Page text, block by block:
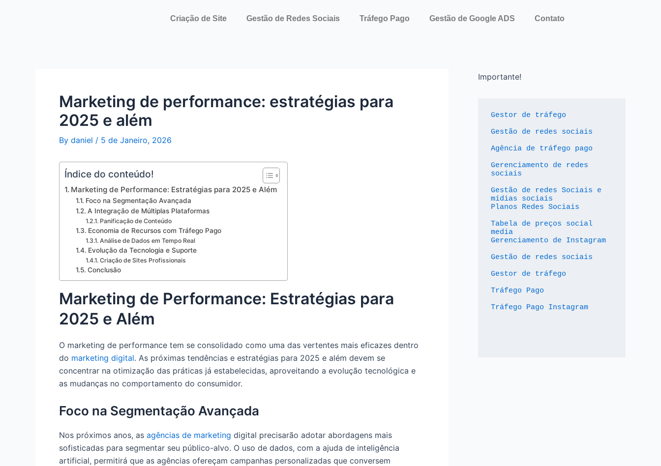
Criação de Site Gestão de Redes Sociais Tráfego Pago Gestão de Google ADS Contato
Marketing de performance: estratégias para
2025 e além
By daniel / 5 de Janeiro, 2026
Índice do conteúdo!
Marketing de Performance: Estratégias para 2025 e Além
Foco na Segmentação Avançada
A Integração de Múltiplas Plataformas
Panificação de Conteúdo
Economia de Recursos com Tráfego Pago
Análise de Dados em Tempo Real
Evolução da Tecnologia e Suporte
Criação de Sites Profissionais
Conclusão
Marketing de Performance: Estratégias para
2025 e Além
O marketing de performance tem se consolidado como uma das vertentes mais eficazes dentro
do marketing digital. As próximas tendências e estratégias para 2025 e além devem se
concentrar na otimização das práticas já estabelecidas, aproveitando a evolução tecnológica e
as mudanças no comportamento do consumidor.
Foco na Segmentação Avançada
Nos próximos anos, as agências de marketing digital precisarão adotar abordagens mais
sofisticadas para segmentar seu público-alvo. O uso de dados, com a ajuda de inteligência
artificial, permitirá que as agências ofereçam campanhas personalizadas que conversem
Importante!
Gestor de tráfego
Gestão de redes sociais
Agência de tráfego pago
Gerenciamento de redes
sociais
Gestão de redes Sociais e
mídias sociais
Planos Redes Sociais
Tabela de preços social
media
Gerenciamento de Instagram
Gestão de redes sociais
Gestor de tráfego
Tráfego Pago
Tráfego Pago Instagram